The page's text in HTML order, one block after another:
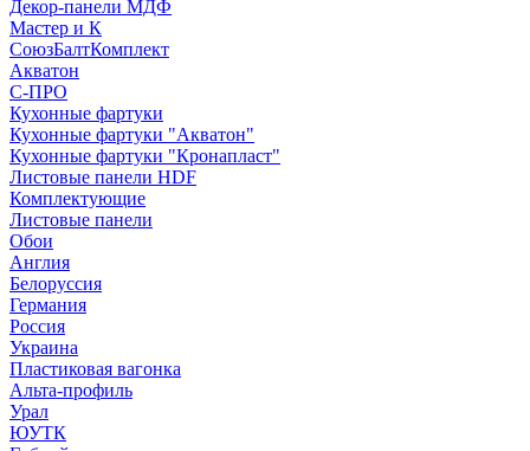
Декор-панели МДФ
Мастер и К
СоюзБалтКомплект
Акватон
С-ПРО
Кухонные фартуки
Кухонные фартуки "Акватон"
Кухонные фартуки "Кронапласт"
Листовые панели HDF
Комплектующие
Листовые панели
Обои
Англия
Белоруссия
Германия
Россия
Украина
Пластиковая вагонка
Альта-профиль
Урал
ЮУТК